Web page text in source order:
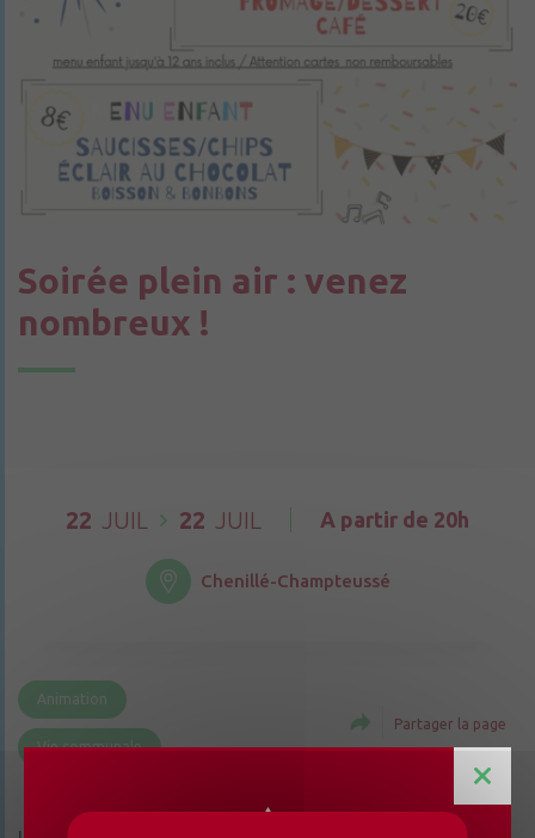
Soirée plein air : venez
nombreux !
22 JUIL 22 JUIL A partir de 20h
Chenillé-Champteussé
Animation
Vie communale
Partager la page